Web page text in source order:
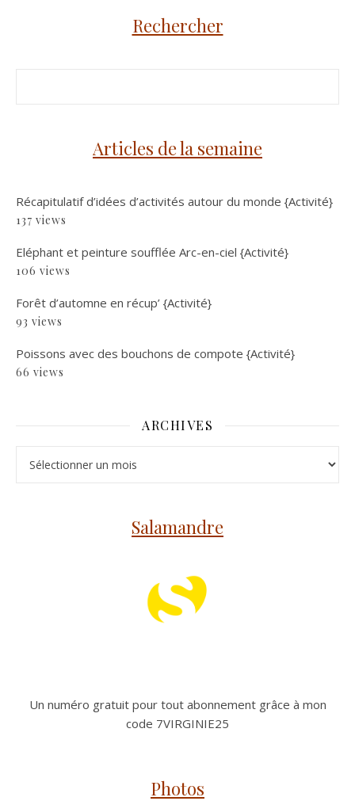
Rechercher
Articles de la semaine
Récapitulatif d’idées d’activités autour du monde {Activité}
137 views
Eléphant et peinture soufflée Arc-en-ciel {Activité}
106 views
Forêt d’automne en récup’ {Activité}
93 views
Poissons avec des bouchons de compote {Activité}
66 views
ARCHIVES
Salamandre
Un numéro gratuit pour tout abonnement grâce à mon
code 7VIRGINIE25
Photos